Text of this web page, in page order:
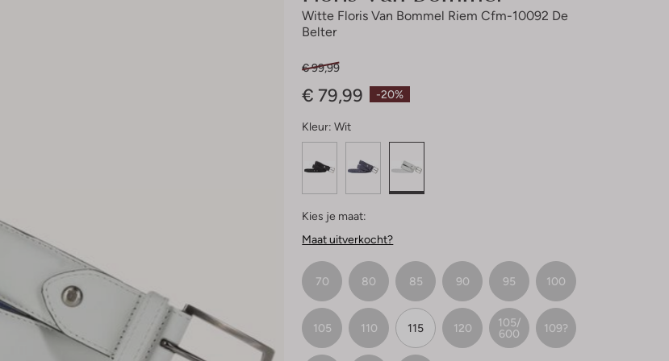
Witte Floris Van Bommel Riem Cfm-10092 De
Belter
-20%
€ 99,99
€ 79,99
Kleur: Wit
Kies je maat:
Maat uitverkocht?
70 80 85 90 95 100
105 110 115 120
105/
600
109?